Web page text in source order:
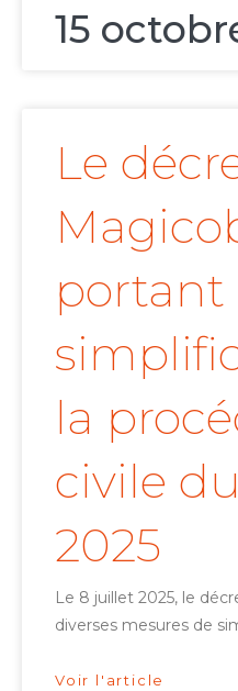
15
Le
portant
la
civile
2025
Le 8 juillet 2025, le
diverses mesures de
Voir l'article